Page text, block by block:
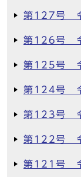
第127号
第126号
第125号
第124号
第123号
第122号
第121号